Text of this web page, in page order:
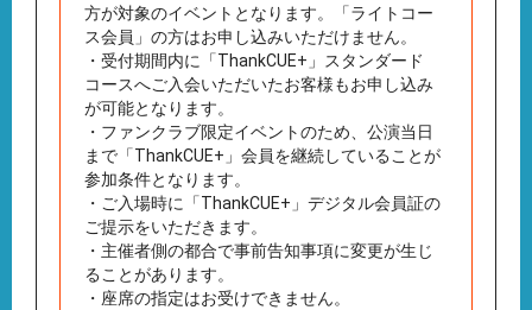
方が対象のイベントとなります。「ライトコー
ス会員」の方はお申し込みいただけません。
・受付期間内に「ThankCUE+」スタンダード
コースへご入会いただいたお客様もお申し込み
が可能となります。
・ファンクラブ限定イベントのため、公演当日
まで「ThankCUE+」会員を継続していることが
参加条件となります。
・ご入場時に「ThankCUE+」デジタル会員証の
ご提示をいただきます。
・主催者側の都合で事前告知事項に変更が生じ
ることがあります。
・座席の指定はお受けできません。